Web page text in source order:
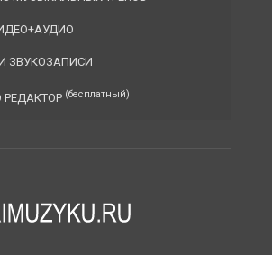
ЗВУКОЗАПИСИ
РЕДАКТОР (бесплатный)